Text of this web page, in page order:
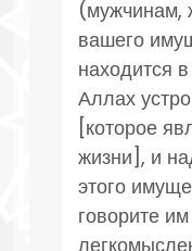
(мужчинам,
вашего
находится
Аллах
[которое
жизни], и
этого
говорите